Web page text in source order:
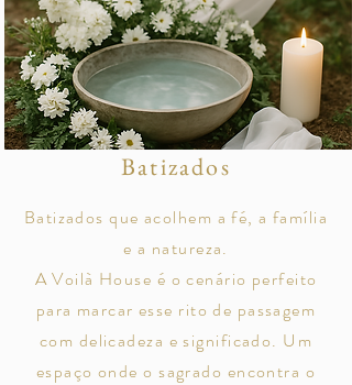
Batizados
Batizados que acolhem a fé, a família
e a natureza.
A Voilà House é o cenário perfeito
para marcar esse rito de passagem
com delicadeza e significado. Um
espaço onde o sagrado encontra o